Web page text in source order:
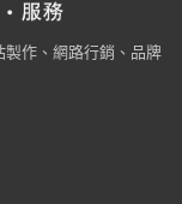
作、網路行銷、品牌